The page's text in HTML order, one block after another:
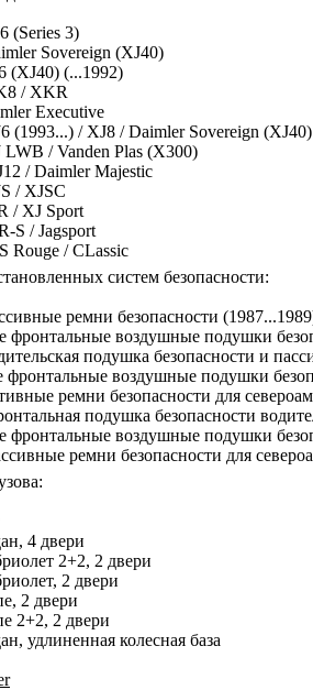
(Series 3)
Sovereign (XJ40)
(XJ40) (...1992)
/ XKR
Executive
(1993...) / XJ8 / Daimler Sovereign
/ Vanden Plas (X300)
/ Daimler Majestic
/ XJSC
/ XJ Sport
S / Jagsport
Rouge / CLassic
систем безопасности:
ремни безопасности
фронтальные воздушные подушки
подушка безопасности и
фронтальные воздушные подушки
ремни безопасности для
подушка безопасности
фронтальные воздушные подушки
ремни безопасности для
4 двери
2+2, 2 двери
2 двери
2 двери
2+2, 2 двери
удлиненная колесная база